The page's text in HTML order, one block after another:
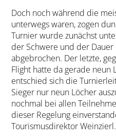
Doch noch während die
unterwegs waren, zogen
Turnier wurde zunächst
der Schwere und der
abgebrochen. Der letzte,
Flight hatte da gerade neun
entschied sich die
Sieger nur neun Löcher
nochmal bei allen
dieser Regelung
Tourismusdirektor Weinzierl.